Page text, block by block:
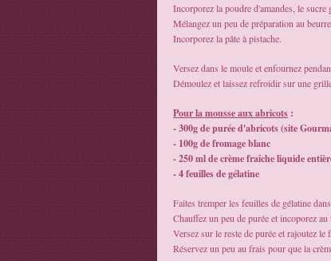
Incorporez la poudre d'amandes, le sucre
Mélangez un peu de préparation au
Incorporez la pâte à pistache.
Versez dans le moule et enfournez
Démoulez et laissez refroidir sur une
Pour la mousse aux abricots :
- 300g de purée d'abricots (site
- 100g de fromage blanc
- 250 ml de crème fraîche liquide
- 4 feuilles de gélatine
Faites tremper les feuilles de gélatine
Chauffez un peu de purée et incoporez
Versez sur le reste de purée et rajoutez
Réservez un peu au frais pour que la